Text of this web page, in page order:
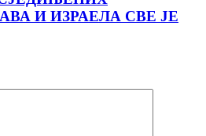
И ИЗРАЕЛА СВЕ ЈЕ